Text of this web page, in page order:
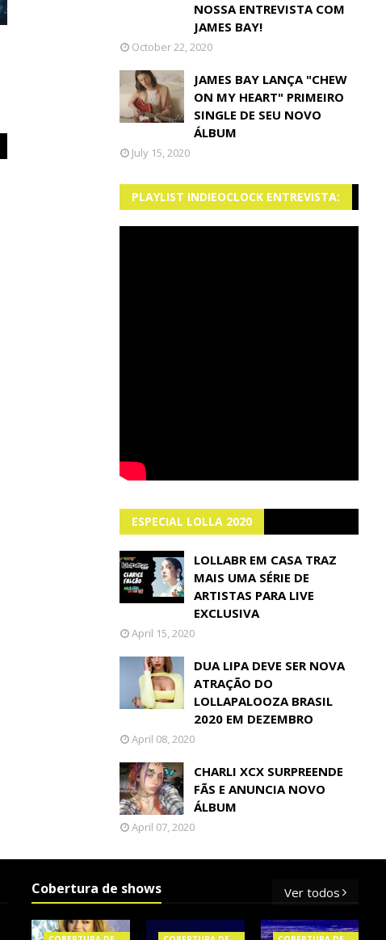
NOSSA ENTREVISTA COM
JAMES BAY!
October 22, 2020
JAMES BAY LANÇA "CHEW
ON MY HEART" PRIMEIRO
SINGLE DE SEU NOVO
ÁLBUM
July 15, 2020
PLAYLIST INDIEOCLOCK ENTREVISTA:
ESPECIAL LOLLA 2020
LOLLABR EM CASA TRAZ
MAIS UMA SÉRIE DE
ARTISTAS PARA LIVE
EXCLUSIVA
April 15, 2020
DUA LIPA DEVE SER NOVA
ATRAÇÃO DO
LOLLAPALOOZA BRASIL
2020 EM DEZEMBRO
April 08, 2020
CHARLI XCX SURPREENDE
FÃS E ANUNCIA NOVO
ÁLBUM
April 07, 2020
Cobertura de shows Ver todos